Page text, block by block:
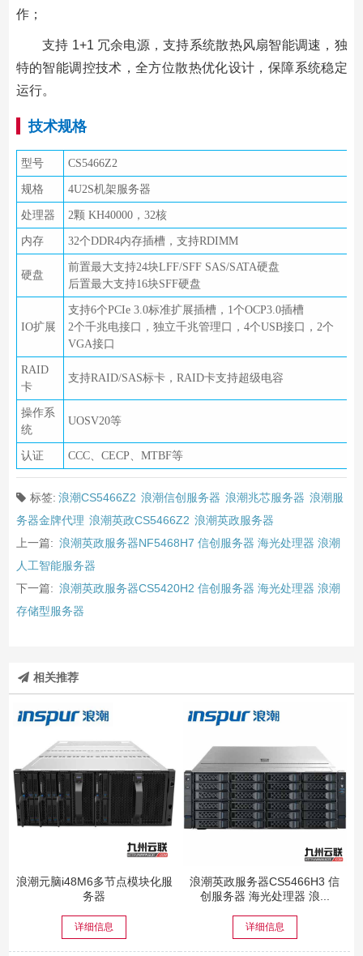
作；
支持 1+1 冗余电源，支持系统散热风扇智能调速，独
特的智能调控技术，全方位散热优化设计，保障系统稳定
运行。
技术规格
型号 CS5466Z2
规格 4U2S机架服务器
处理器 2颗 KH40000，32核
内存 32个DDR4内存插槽，支持RDIMM
硬盘
前置最大支持24块LFF/SFF SAS/SATA硬盘
后置最大支持16块SFF硬盘
IO扩展
支持6个PCIe 3.0标准扩展插槽，1个OCP3.0插槽
2个千兆电接口，独立千兆管理口，4个USB接口，2个
VGA接口
RAID
卡
支持RAID/SAS标卡，RAID卡支持超级电容
操作系
统
UOSV20等
认证 CCC、CECP、MTBF等
标签: 浪潮CS5466Z2 浪潮信创服务器 浪潮兆芯服务器 浪潮服
务器金牌代理 浪潮英政CS5466Z2 浪潮英政服务器
上一篇: 浪潮英政服务器NF5468H7 信创服务器 海光处理器 浪潮
人工智能服务器
下一篇: 浪潮英政服务器CS5420H2 信创服务器 海光处理器 浪潮
存储型服务器
相关推荐
浪潮元脑i48M6多节点模块化服
务器
详细信息
浪潮英政服务器CS5466H3 信
创服务器 海光处理器 浪...
详细信息